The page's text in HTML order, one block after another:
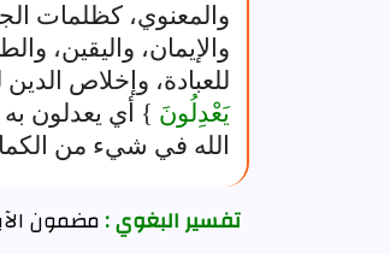
والمعنوي، كظلمات
والإيمان، واليقين،
للعبادة، وإخلاص
يَعْدِلُونَ } أي يعدلون به
الله في شيء من
تفسير البغوي :مضمون الآية 1 من سورة